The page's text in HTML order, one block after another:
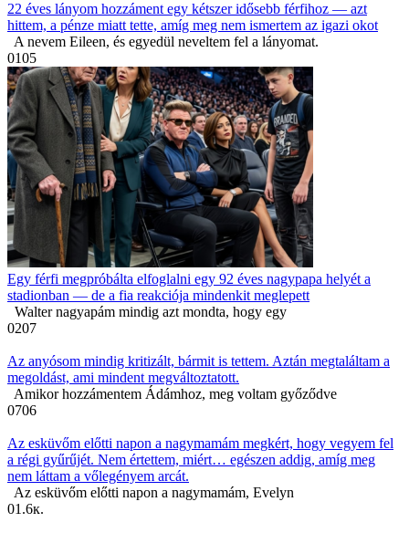
22 éves lányom hozzáment egy kétszer idősebb férfihoz — azt
hittem, a pénze miatt tette, amíg meg nem ismertem az igazi okot
A nevem Eileen, és egyedül neveltem fel a lányomat.
0105
Egy férfi megpróbálta elfoglalni egy 92 éves nagypapa helyét a
stadionban — de a fia reakciója mindenkit meglepett
Walter nagyapám mindig azt mondta, hogy egy
0207
Az anyósom mindig kritizált, bármit is tettem. Aztán megtaláltam a
megoldást, ami mindent megváltoztatott.
Amikor hozzámentem Ádámhoz, meg voltam győződve
0706
Az esküvőm előtti napon a nagymamám megkért, hogy vegyem fel
a régi gyűrűjét. Nem értettem, miért… egészen addig, amíg meg
nem láttam a vőlegényem arcát.
Az esküvőm előtti napon a nagymamám, Evelyn
01.6к.